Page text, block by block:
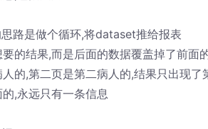
路是做个循环,将dataset推给报表
的结果,而是后面的数据覆盖掉了前面
的,第二页是第二病人的,结果只出现了
,永远只有一条信息